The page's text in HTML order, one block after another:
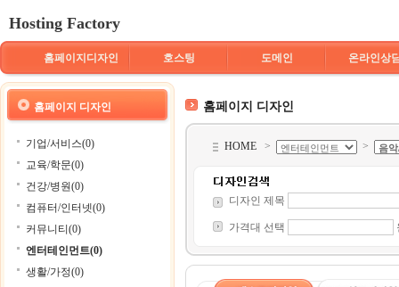
Hosting Factory
홈페이지디자인 호스팅 도메인 온라인상
홈페이지 디자인
기업/서비스(0)
교육/학문(0)
건강/병원(0)
컴퓨터/인터넷(0)
커뮤니티(0)
엔터테인먼트(0)
생활/가정(0)
홈페이지 디자인
HOME > >
디자인 제목
가격대 선택